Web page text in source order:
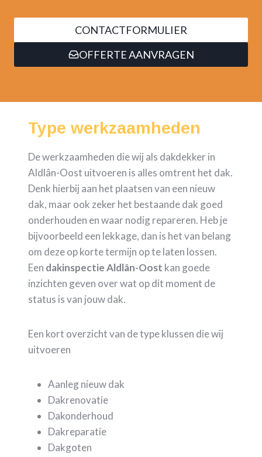
CONTACTFORMULIER
OFFERTE AANVRAGEN
Type werkzaamheden
De werkzaamheden die wij als dakdekker in
Aldlân-Oost uitvoeren is alles omtrent het dak.
Denk hierbij aan het plaatsen van een nieuw
dak, maar ook zeker het bestaande dak goed
onderhouden en waar nodig repareren. Heb je
bijvoorbeeld een lekkage, dan is het van belang
om deze op korte termijn op te laten lossen.
Een dakinspectie Aldlân-Oost kan goede
inzichten geven over wat op dit moment de
status is van jouw dak.
Een kort overzicht van de type klussen die wij
uitvoeren
Aanleg nieuw dak
Dakrenovatie
Dakonderhoud
Dakreparatie
Dakgoten